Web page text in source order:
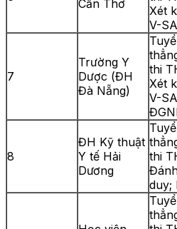
Cần Thơ
Xét
V-
7
Trường Y
Dược (ĐH
Đà Nẵng)
thi
Xét
V-
8
ĐH Kỹ thuật
Y tế Hải
Dương
thi
duy;